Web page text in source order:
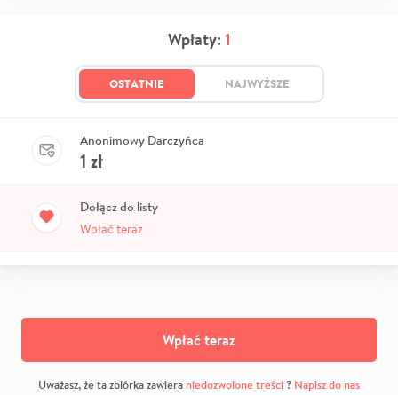
Wpłaty: 1
OSTATNIE NAJWYŻSZE
Anonimowy Darczyńca
1 zł
Dołącz do listy
Wpłać teraz
Wpłać teraz
Uważasz, że ta zbiórka zawiera niedozwolone treści? Napisz do nas